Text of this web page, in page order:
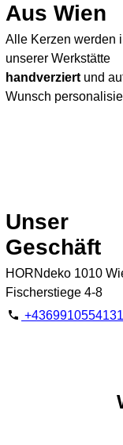
Aus Wien
Alle Kerzen werden
unserer Werkstätte
handverziert und
Wunsch
Unser
Geschäft
HORNdeko 1010
Fischerstiege 4-8
+4369910554131